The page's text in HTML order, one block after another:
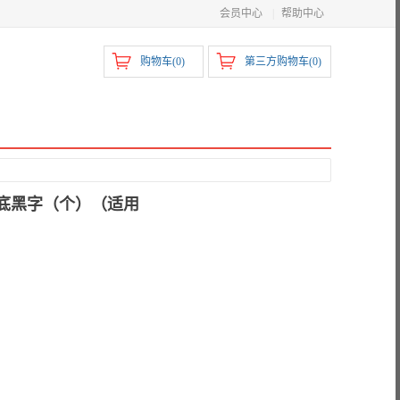
会员中心 帮助中心
第三方购物车(0)
购物车(0)
黑字（个）（适用